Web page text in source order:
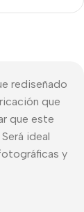
rediseñado
que
que este
ideal
y